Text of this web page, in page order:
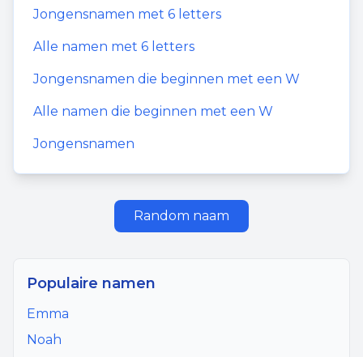
Jongensnamen met 6 letters
Alle namen met 6 letters
Jongensnamen die beginnen met een W
Alle namen die beginnen met een W
Jongensnamen
Random naam
Populaire namen
Emma
Noah